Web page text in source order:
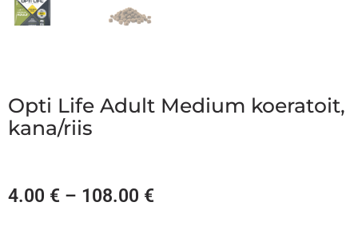
Opti Life Adult Medium koeratoit,
kana/riis
4.00 € – 108.00 €